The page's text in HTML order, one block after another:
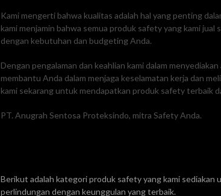
Kami mengerti bahwa kualitas adalah hal yang penting
kami menjamin bahwa semua produk safety yang kami jual
dengan kebutuhan dan budgeting Anda.
Dengan pengalaman dan keahlian kami dalam
membantu Anda dalam menjaga keselamatan kerja dan
kami sekarang untuk mendapatkan produk safety terbaik
PT. Anugrah Sentosa Proteksindo, mitra Safety Anda.
Berikut adalah kategori produk safety yang kami sediakan
perlindungan dengan keunggulan yang terbaik.